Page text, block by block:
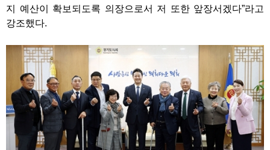
지 예산이 확보되도록 의장으로서 저 또한 앞장서겠다”라고
강조했다.